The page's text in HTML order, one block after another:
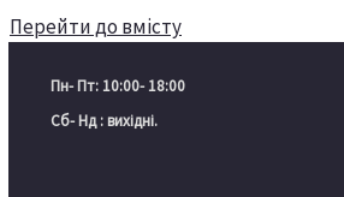
Перейти до вмісту
Пн- Пт: 10:00- 18:00
Сб- Нд : вихідні.